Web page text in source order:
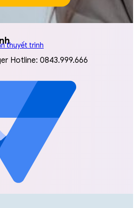
Hotline: 0843.999.666
thuyết trình